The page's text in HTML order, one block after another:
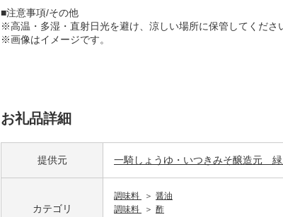
■注意事項/その他
※高温・多湿・直射日光を避け、涼しい場所に保管してくださ
※画像はイメージです。
お礼品詳細
提供元 一騎しょうゆ・いつきみそ醸造元
カテゴリ
調味料
醤油
調味料
酢